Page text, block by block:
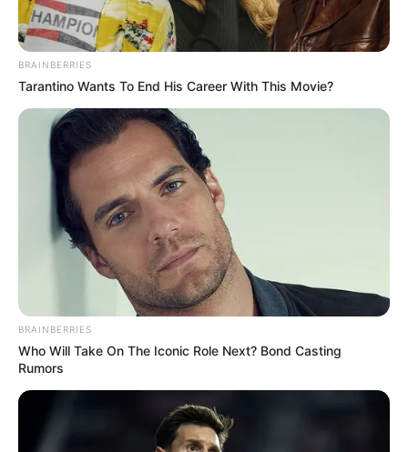
BRAINBERRIES
Tarantino Wants To End His Career With This Movie?
BRAINBERRIES
Who Will Take On The Iconic Role Next? Bond Casting
Rumors